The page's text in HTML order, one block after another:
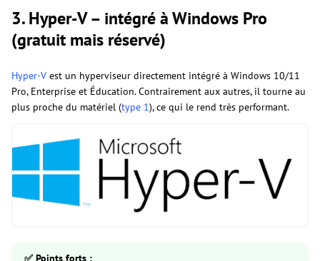
3. Hyper-V – intégré à Windows Pro
(gratuit mais réservé)
Hyper-V est un hyperviseur directement intégré à Windows 10/11
Pro, Enterprise et Éducation. Contrairement aux autres, il tourne au
plus proche du matériel (type 1), ce qui le rend très performant.
✅ Points forts :